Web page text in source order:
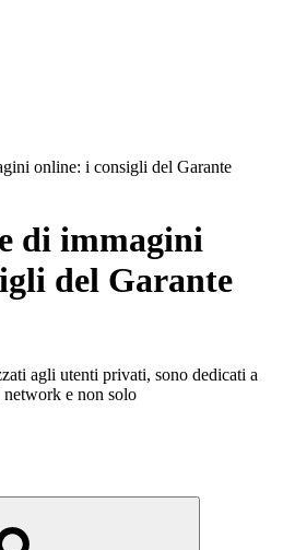
online: i consigli del Garante
di immagini
del Garante
agli utenti privati, sono dedicati a
e non solo